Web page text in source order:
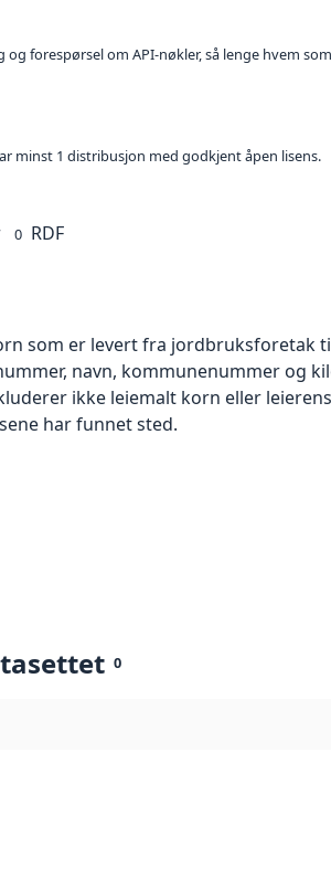
forespørsel om API-nøkler, så lenge hvem
minst 1 distribusjon med godkjent åpen lisens.
0 RDF
som er levert fra jordbruksforetak
navn, kommunenummer og
ikke leiemalt korn eller
har funnet sted.
0